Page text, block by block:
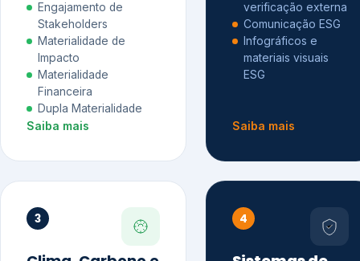
Engajamento de
Stakeholders
Materialidade de
Impacto
Materialidade
Financeira
Dupla Materialidade
Saiba mais
verificação externa
Comunicação ESG
Infográficos e
materiais visuais
ESG
Saiba mais
3 4